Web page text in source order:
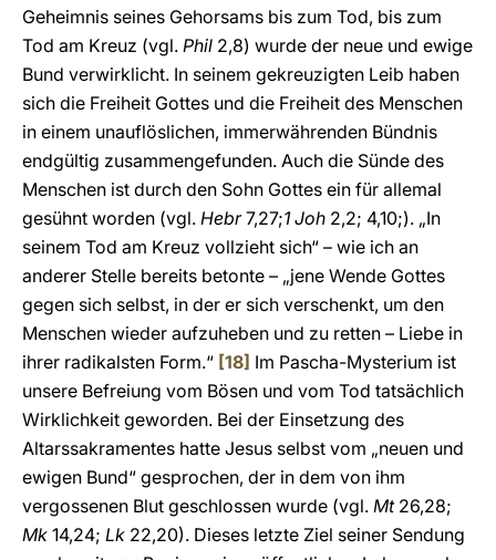
Geheimnis seines Gehorsams bis zum Tod, bis zum
Tod am Kreuz (vgl. Phil 2,8) wurde der neue und ewige
Bund verwirklicht. In seinem gekreuzigten Leib haben
sich die Freiheit Gottes und die Freiheit des Menschen
in einem unauflöslichen, immerwährenden Bündnis
endgültig zusammengefunden. Auch die Sünde des
Menschen ist durch den Sohn Gottes ein für allemal
gesühnt worden (vgl. Hebr7,27;1 Joh 2,2; 4,10;). „In
seinem Tod am Kreuz vollzieht sich“ – wie ich an
anderer Stelle bereits betonte – „jene Wende Gottes
gegen sich selbst, in der er sich verschenkt, um den
Menschen wieder aufzuheben und zu retten – Liebe in
ihrer radikalsten Form.“ [18] Im Pascha-Mysterium ist
unsere Befreiung vom Bösen und vom Tod tatsächlich
Wirklichkeit geworden. Bei der Einsetzung des
Altarssakramentes hatte Jesus selbst vom „neuen und
ewigen Bund“ gesprochen, der in dem von ihm
vergossenen Blut geschlossen wurde (vgl. Mt26,28;
Mk 14,24; Lk 22,20). Dieses letzte Ziel seiner Sendung